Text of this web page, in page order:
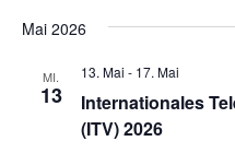
Mai 2026
MI.
13
Internationales
(ITV) 2026
13. Mai - 17. Mai